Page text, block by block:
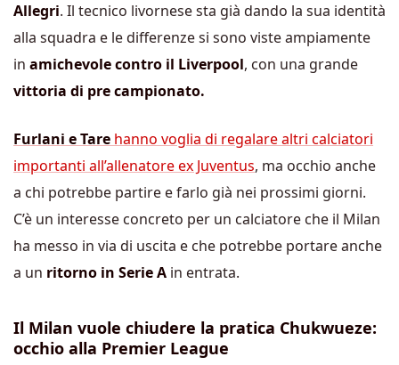
Allegri. Il tecnico livornese sta già dando la sua identità
alla squadra e le differenze si sono viste ampiamente
in amichevole contro il Liverpool, con una grande
vittoria di pre campionato.
Furlani e Tare hanno voglia di regalare altri calciatori
importanti all’allenatore ex Juventus, ma occhio anche
a chi potrebbe partire e farlo già nei prossimi giorni.
C’è un interesse concreto per un calciatore che il Milan
ha messo in via di uscita e che potrebbe portare anche
a un ritorno in Serie A in entrata.
Il Milan vuole chiudere la pratica Chukwueze:
occhio alla Premier League